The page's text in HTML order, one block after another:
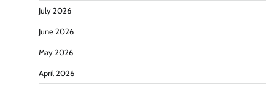
July 2026
June 2026
May 2026
April 2026